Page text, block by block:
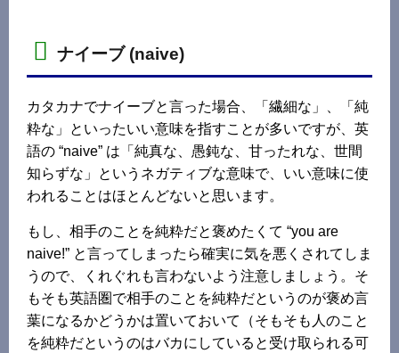
ナイーブ (naive)
カタカナでナイーブと言った場合、「繊細な」、「純
粋な」といったいい意味を指すことが多いですが、英
語の “naive” は「純真な、愚鈍な、甘ったれな、世間
知らずな」というネガティブな意味で、いい意味に使
われることはほとんどないと思います。
もし、相手のことを純粋だと褒めたくて “you are
naive!” と言ってしまったら確実に気を悪くされてしま
うので、くれぐれも言わないよう注意しましょう。そ
もそも英語圏で相手のことを純粋だというのが褒め言
葉になるかどうかは置いておいて（そもそも人のこと
を純粋だというのはバカにしていると受け取られる可